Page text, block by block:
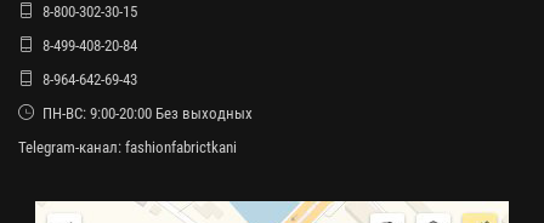
8-800-302-30-15
8-499-408-20-84
8-964-642-69-43
ПН-ВС: 9:00-20:00 Без выходных
Telegram-канал: fashionfabrictkani